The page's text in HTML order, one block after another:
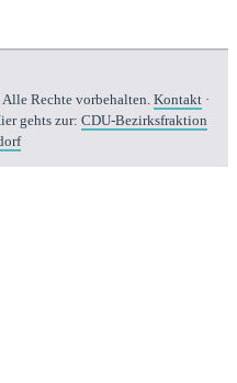
Rechte vorbehalten. Kontakt ·
gehts zur: CDU-Bezirksfraktion